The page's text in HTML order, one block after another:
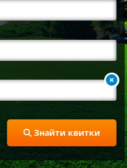
Знайти квитки